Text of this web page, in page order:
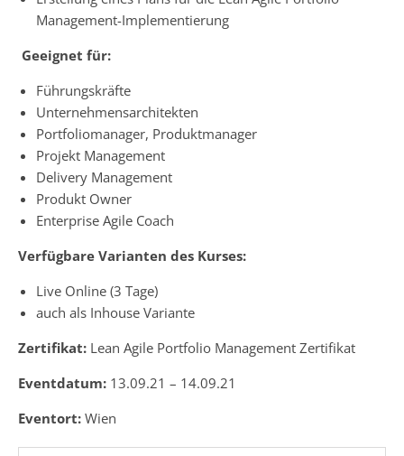
Management-Implementierung
Geeignet für:
Führungskräfte
Unternehmensarchitekten
Portfoliomanager, Produktmanager
Projekt Management
Delivery Management
Produkt Owner
Enterprise Agile Coach
Verfügbare Varianten des Kurses:
Live Online (3 Tage)
auch als Inhouse Variante
Zertifikat: Lean Agile Portfolio Management Zertifikat
Eventdatum: 13.09.21 – 14.09.21
Eventort: Wien